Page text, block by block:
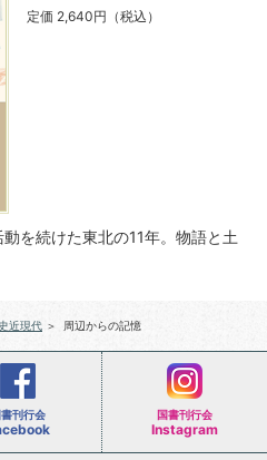
定価 2,640円（税込）
を続けた東北の11年。物語と土
近現代 ＞ 周辺からの記憶
刊行会 国書刊行会
Instagram